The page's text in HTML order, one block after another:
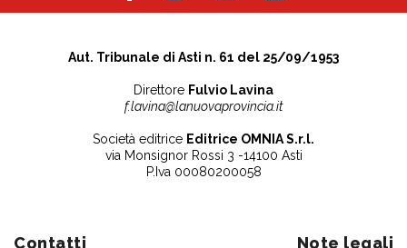
Aut. Tribunale di Asti n. 61 del 25/09/1953
Direttore Fulvio Lavina
f.lavina@lanuovaprovincia.it
Società editrice Editrice OMNIA S.r.l.
via Monsignor Rossi 3 -14100 Asti
P.Iva 00080200058
Contatti Note legali